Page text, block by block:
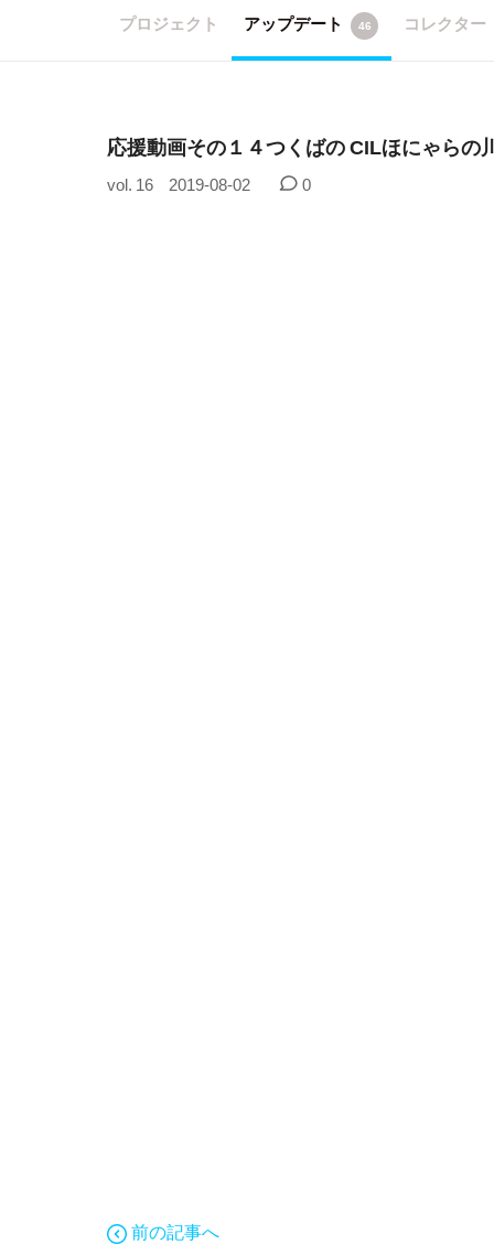
プロジェクト アップデート 46 コレクター
応援動画その１４つくばの CILほにゃらの
vol. 16 2019-08-02 0
前の記事へ